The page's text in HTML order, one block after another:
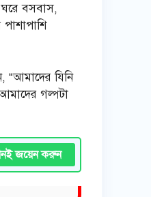
ঘরে বসবাস,
“আমাদের যিনি
গল্পটা
জয়েন করুন